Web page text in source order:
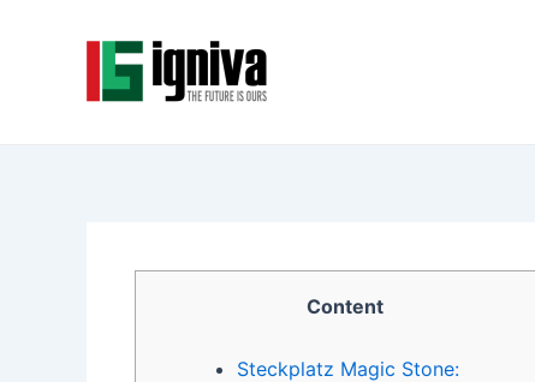
Content
Steckplatz Magic Stone:
navigation